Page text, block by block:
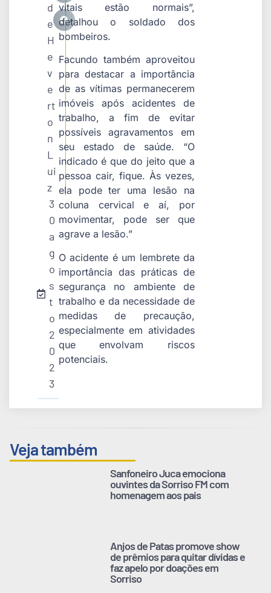
d
e
H
e
v
e
rt
o
n
L
ui
z
3
0
a
g
o
s
t
o
2
0
2
3
vitais estão normais”,
detalhou o soldado dos
bombeiros.
Facundo também aproveitou
para destacar a importância
de as vítimas permanecerem
imóveis após acidentes de
trabalho, a fim de evitar
possíveis agravamentos em
seu estado de saúde. “O
indicado é que do jeito que a
pessoa cair, fique. Às vezes,
ela pode ter uma lesão na
coluna cervical e aí, por
movimentar, pode ser que
agrave a lesão.”
O acidente é um lembrete da
importância das práticas de
segurança no ambiente de
trabalho e da necessidade de
medidas de precaução,
especialmente em atividades
que envolvam riscos
potenciais.
Veja também
Sanfoneiro Juca emociona
ouvintes da Sorriso FM com
homenagem aos pais
Anjos de Patas promove show
de prêmios para quitar dívidas e
faz apelo por doações em
Sorriso